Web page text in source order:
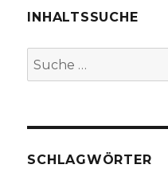
INHALTSSUCHE
Suche
nach:
SCHLAGWÖRTER